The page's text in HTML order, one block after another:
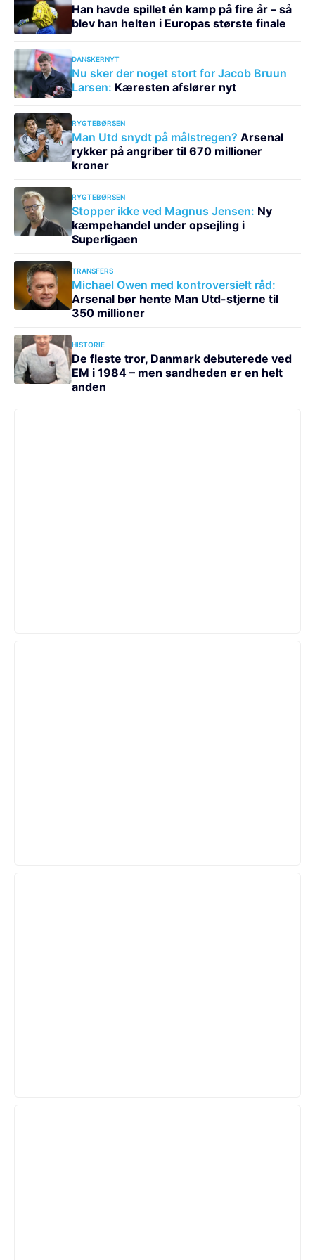
Han havde spillet én kamp på fire år – så
blev han helten i Europas største finale
DANSKERNYT
Nu sker der noget stort for Jacob Bruun
Larsen: Kæresten afslører nyt
RYGTEBØRSEN
Man Utd snydt på målstregen? Arsenal
rykker på angriber til 670 millioner
kroner
RYGTEBØRSEN
Stopper ikke ved Magnus Jensen: Ny
kæmpehandel under opsejling i
Superligaen
TRANSFERS
Michael Owen med kontroversielt råd:
Arsenal bør hente Man Utd-stjerne til
350 millioner
HISTORIE
De fleste tror, Danmark debuterede ved
EM i 1984 – men sandheden er en helt
anden